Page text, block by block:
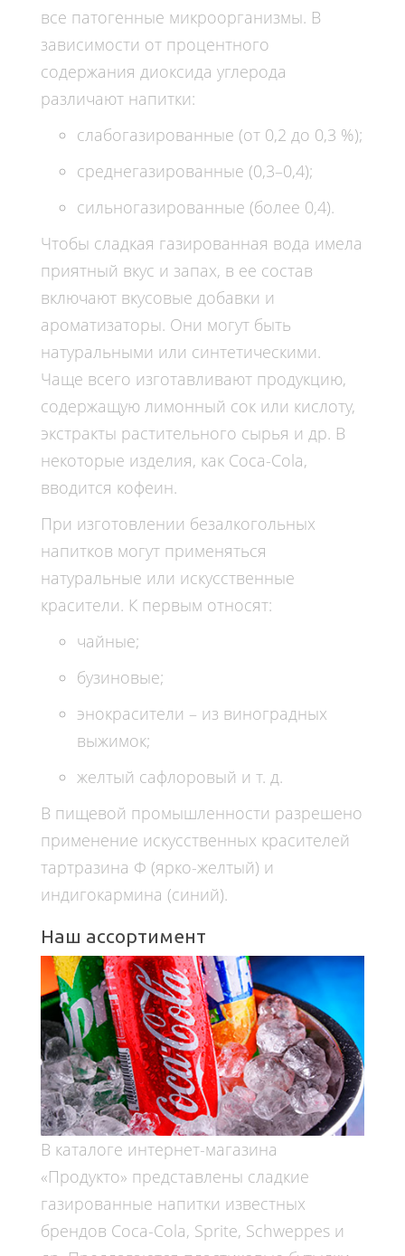
все патогенные микроорганизмы. В
зависимости от процентного
содержания диоксида углерода
различают напитки:
слабогазированные (от 0,2 до 0,3 %);
среднегазированные (0,3–0,4);
сильногазированные (более 0,4).
Чтобы сладкая газированная вода имела
приятный вкус и запах, в ее состав
включают вкусовые добавки и
ароматизаторы. Они могут быть
натуральными или синтетическими.
Чаще всего изготавливают продукцию,
содержащую лимонный сок или кислоту,
экстракты растительного сырья и др. В
некоторые изделия, как Coca-Cola,
вводится кофеин.
При изготовлении безалкогольных
напитков могут применяться
натуральные или искусственные
красители. К первым относят:
чайные;
бузиновые;
энокрасители – из виноградных
выжимок;
желтый сафлоровый и т. д.
В пищевой промышленности разрешено
применение искусственных красителей
тартразина Ф (ярко-желтый) и
индигокармина (синий).
Наш ассортимент
В каталоге интернет-магазина
«Продукто» представлены сладкие
газированные напитки известных
брендов Coca-Сola, Sprite, Schweppes и